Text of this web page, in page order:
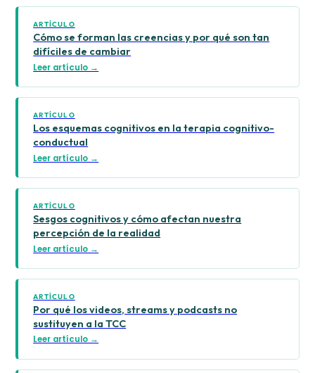
ARTÍCULO
Cómo se forman las creencias y por qué son tan
difíciles de cambiar
Leer artículo →
ARTÍCULO
Los esquemas cognitivos en la terapia cognitivo-
conductual
Leer artículo →
ARTÍCULO
Sesgos cognitivos y cómo afectan nuestra
percepción de la realidad
Leer artículo →
ARTÍCULO
Por qué los videos, streams y podcasts no
sustituyen a la TCC
Leer artículo →